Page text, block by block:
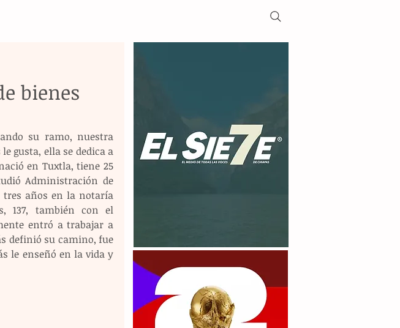
bienes
su ramo, nuestra
gusta, ella se dedica a
en Tuxtla, tiene 25
Administración de
tres años en la notaría
137, también con el
entró a trabajar a
definió su camino, fue
le enseñó en la vida y